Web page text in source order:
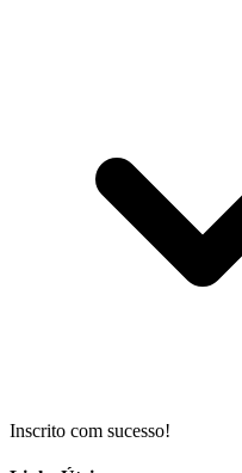
Inscrito com sucesso!